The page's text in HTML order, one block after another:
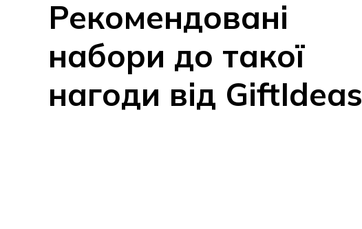
Рекомендовані
набори до такої
нагоди від GiftIdeas